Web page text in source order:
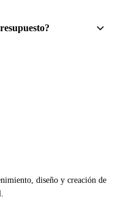
diseño y creación de